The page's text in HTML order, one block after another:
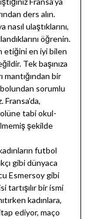
ders alın.
ulaştıklarını,
öğrenin.
etiğini en iyi bilen
Tek başınıza
bir
sorumlu
tabi okul-
şekilde
futbol
gibi dünyaca
Esmersoy gibi
tartışılır bir ismi
kadınlara,
ediyor, maço